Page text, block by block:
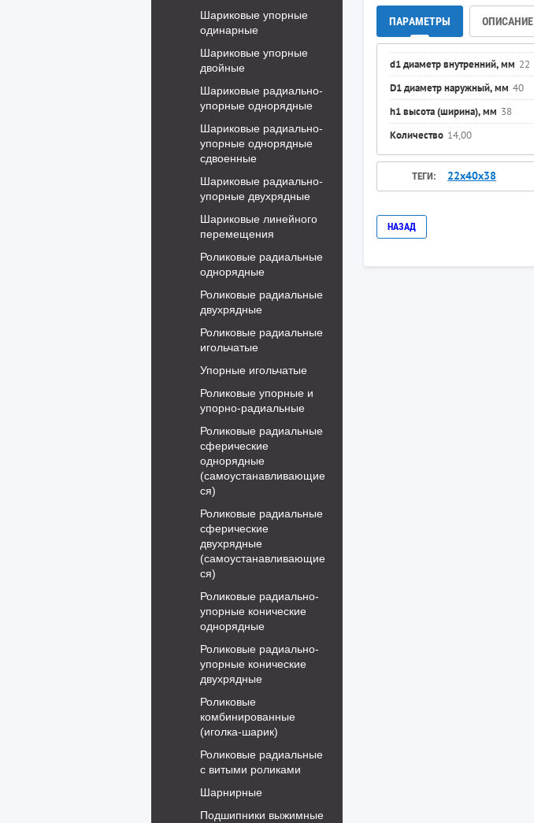
Шариковые упорные
одинарные
Шариковые упорные
двойные
Шариковые радиально-
упорные однорядные
Шариковые радиально-
упорные однорядные
сдвоенные
Шариковые радиально-
упорные двухрядные
Шариковые линейного
перемещения
Роликовые радиальные
однорядные
Роликовые радиальные
двухрядные
Роликовые радиальные
игольчатые
Упорные игольчатые
Роликовые упорные и
упорно-радиальные
Роликовые радиальные
сферические
однорядные
(самоустанавливающие
ся)
Роликовые радиальные
сферические
двухрядные
(самоустанавливающие
ся)
Роликовые радиально-
упорные конические
однорядные
Роликовые радиально-
упорные конические
двухрядные
Роликовые
комбинированные
(иголка-шарик)
Роликовые радиальные
с витыми роликами
Шарнирные
Подшипники выжимные
ПАРАМЕТРЫ ОПИСАНИЕ
d1 диаметр внутренний, мм 22
D1 диаметр наружный, мм 40
h1 высота (ширина), мм 38
Количество 14,00
ТЕГИ: 22х40х38
НАЗАД